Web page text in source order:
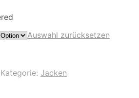
Auswahl zurücksetzen
Kategorie: Jacken